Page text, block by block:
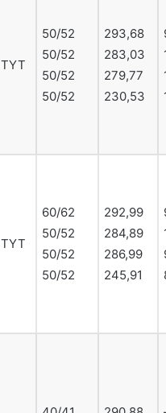
TYT
50/52
50/52
50/52
50/52
293,68
283,03
279,77
230,53
TYT
60/62
50/52
50/52
50/52
292,99
284,89
286,99
245,91